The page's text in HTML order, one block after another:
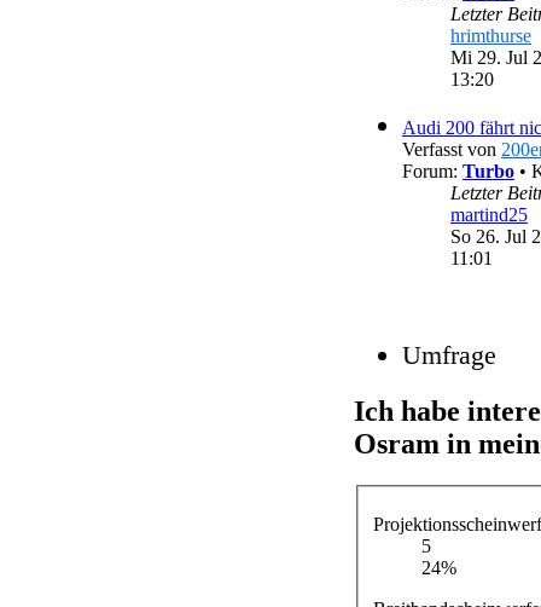
[C4 ACE] Motor
Verfasst von
Forum:Motor•
Letzter
Mi 29. Jul
13:20
Audi 200 fährt
Verfasst von
Forum:Turbo•
Letzter
Umfrage